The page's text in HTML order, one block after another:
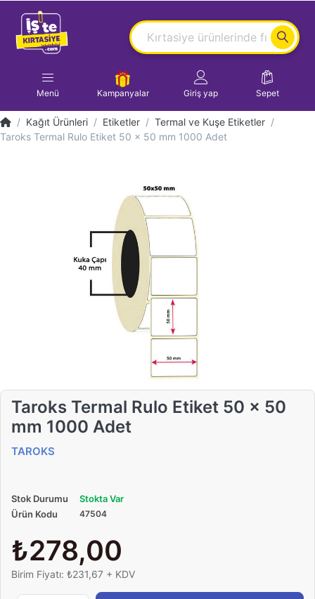
Menü Kampanyalar Giriş yap Sepet
Kağıt Ürünleri Etiketler
Termal ve Kuşe Etiketler
Taroks Termal Rulo Etiket 50 x 50 mm 1000 Adet
Taroks Termal Rulo Etiket 50 x 50
mm 1000 Adet
TAROKS
Stok Durumu
Stokta Var
Ürün Kodu
47504
₺278,00
Birim Fiyatı: ₺231,67 + KDV